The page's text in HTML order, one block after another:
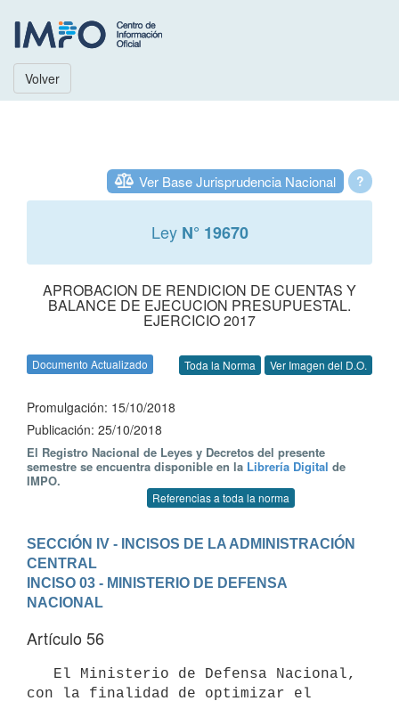
Volver
?
Ver Base Jurisprudencia Nacional
Ley N° 19670
APROBACION DE RENDICION DE CUENTAS Y
BALANCE DE EJECUCION PRESUPUESTAL.
EJERCICIO 2017
Documento Actualizado Toda la Norma Ver Imagen del D.O.
Promulgación: 15/10/2018
Publicación: 25/10/2018
El Registro Nacional de Leyes y Decretos del presente
semestre se encuentra disponible en la Librería Digital de
IMPO.
Referencias a toda la norma
SECCIÓN IV - INCISOS DE LA ADMINISTRACIÓN
CENTRAL
INCISO 03 - MINISTERIO DE DEFENSA
NACIONAL
Artículo 56
con la finalidad de optimizar el